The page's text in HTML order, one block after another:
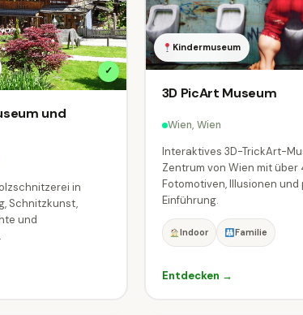
✓
und
in
Schnitzkunst,
und
Kindermuseum
3D PicArt Museum
Wien, Wien
Interaktives 3D-TrickArt-
Zentrum von Wien mit über
Fotomotiven, Illusionen
Einführung.
Indoor Familie
Entdecken →